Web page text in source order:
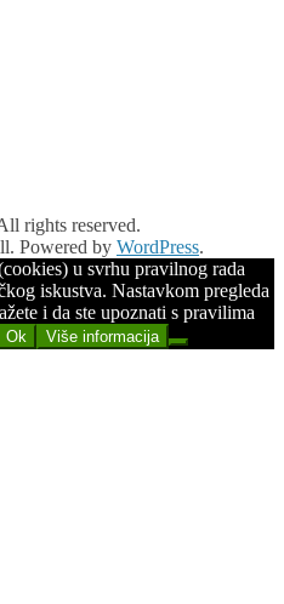
rights reserved.
Powered by WordPress.
u svrhu pravilnog rada
iskustva. Nastavkom pregleda
i da ste upoznati s pravilima
Ok Više informacija